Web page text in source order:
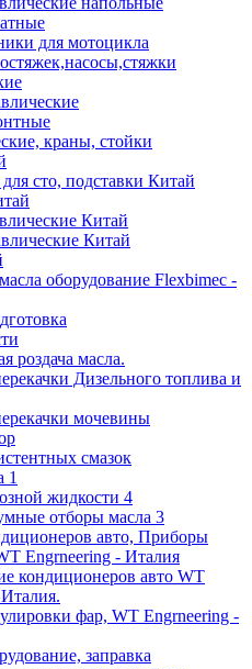
для мотоцикла
краны, стойки
сто, подставки Китай
Китай
Китай
оборудование Flexbimeс -
роздача масла.
Дизельного топлива и
мочевины
смазок
1
жидкости 4
отборы масла 3
авто, Приборы
Engrneering - Италия
кондиционеров авто WT
фар, WT Engrneering -
заправка